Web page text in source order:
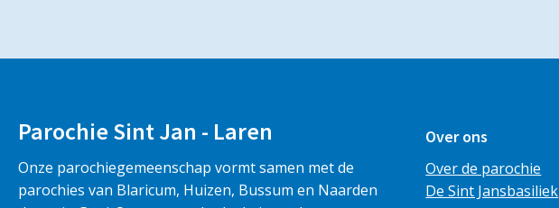
Parochie Sint Jan - Laren
Onze parochiegemeenschap vormt samen met de
parochies van Blaricum, Huizen, Bussum en Naarden
Over ons
Over de parochie
De Sint Jansbasiliek